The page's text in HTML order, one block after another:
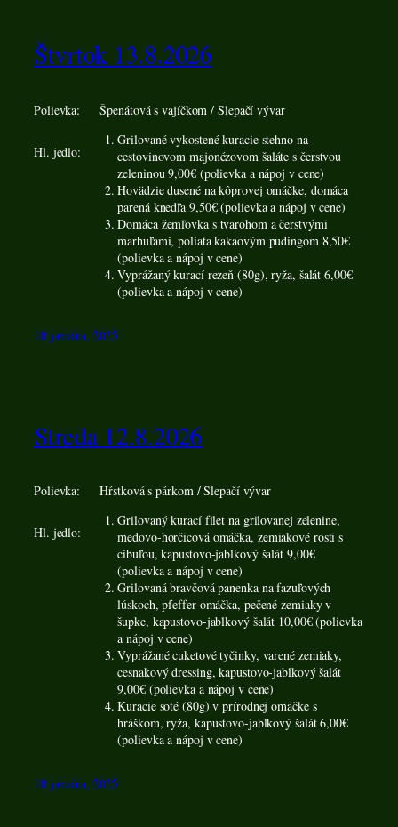
Štvrtok 13.8.2026
Polievka: Špenátová s vajíčkom / Slepačí vývar
Hl. jedlo:
Grilované vykostené kuracie stehno na
cestovinovom majonézovom šaláte s čerstvou
zeleninou 9,00€ (polievka a nápoj v cene)
Hovädzie dusené na kôprovej omáčke, domáca
parená knedľa 9,50€ (polievka a nápoj v cene)
Domáca žemľovka s tvarohom a čerstvými
marhuľami, poliata kakaovým pudingom 8,50€
(polievka a nápoj v cene)
Vyprážaný kurací rezeň (80g), ryža, šalát 6,00€
(polievka a nápoj v cene)
10 januára, 2025
Streda 12.8.2026
Polievka: Hŕstková s párkom / Slepačí vývar
Hl. jedlo:
Grilovaný kurací filet na grilovanej zelenine,
medovo-horčicová omáčka, zemiakové rosti s
cibuľou, kapustovo-jablkový šalát 9,00€
(polievka a nápoj v cene)
Grilovaná bravčová panenka na fazuľových
lúskoch, pfeffer omáčka, pečené zemiaky v
šupke, kapustovo-jablkový šalát 10,00€ (polievka
a nápoj v cene)
Vyprážané cuketové tyčinky, varené zemiaky,
cesnakový dressing, kapustovo-jablkový šalát
9,00€ (polievka a nápoj v cene)
Kuracie soté (80g) v prírodnej omáčke s
hráškom, ryža, kapustovo-jablkový šalát 6,00€
(polievka a nápoj v cene)
10 januára, 2025